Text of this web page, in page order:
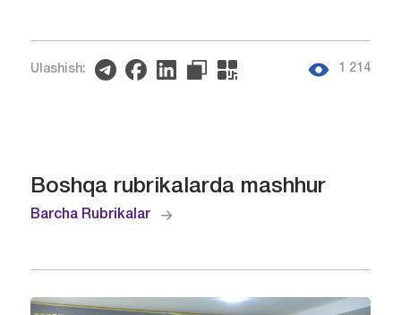
Ulashish: 1 214
Boshqa rubrikalarda mashhur
Barcha Rubrikalar